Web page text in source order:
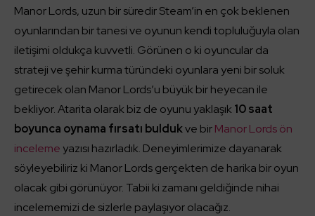
Manor Lords, uzun bir süredir Steam’in en çok beklenen
oyunlarından bir tanesi ve oyunun kendi topluluğuyla olan
iletişimi oldukça kuvvetli. Görünen o ki oyuncular da
strateji ve şehir kurma türündeki oyunlara yeni bir soluk
getirecek olan Manor Lords’u büyük bir heyecan ile
bekliyor. Atarita olarak biz de oyunu yaklaşık10 saat
boyunca oynama fırsatı buldukve birManor Lords ön
inceleme yazısı hazırladık. Deneyimlerimize dayanarak
söyleyebiliriz ki Manor Lords gerçekten de harika bir oyun
olacak gibi görünüyor. Tabii ki zamanı geldiğinde nihai
incelememizi de sizlerle paylaşıyor olacağız.